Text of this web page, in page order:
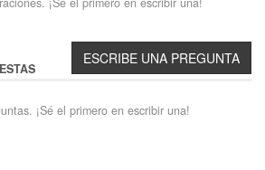
¡Sé el primero en escribir una!